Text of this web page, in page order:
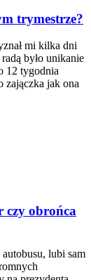
trymestrze?
mi kilka dni
było unikanie
12 tygodnia
zajączka jak ona
czy obrońca
lubi sam